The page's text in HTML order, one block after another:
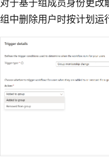
组中删除用户时按计划运